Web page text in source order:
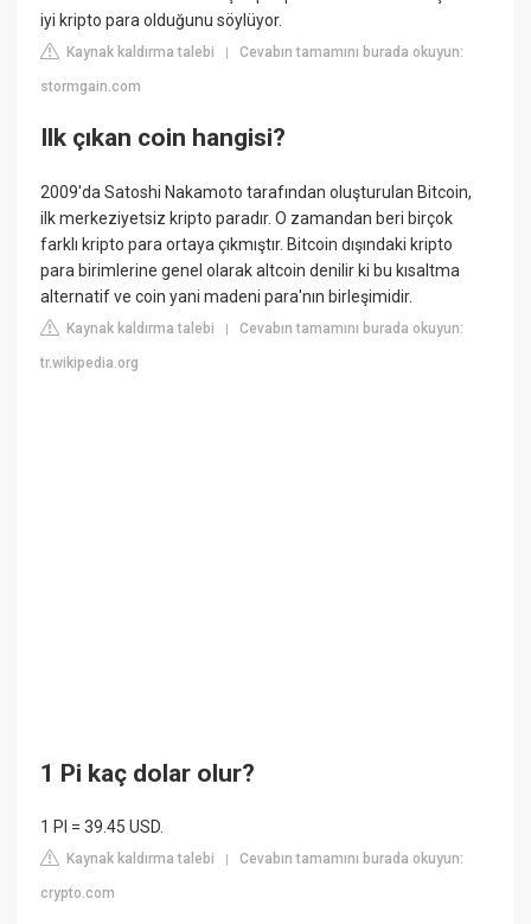
iyi kripto para olduğunu söylüyor.
Kaynak kaldırma talebi |Cevabın tamamını burada okuyun:
stormgain.com
Ilk çıkan coin hangisi?
2009'da Satoshi Nakamoto tarafından oluşturulan Bitcoin,
ilk merkeziyetsiz kripto paradır. O zamandan beri birçok
farklı kripto para ortaya çıkmıştır. Bitcoin dışındaki kripto
para birimlerine genel olarak altcoin denilir ki bu kısaltma
alternatif ve coin yani madeni para'nın birleşimidir.
Kaynak kaldırma talebi |Cevabın tamamını burada okuyun:
tr.wikipedia.org
1 Pi kaç dolar olur?
1 PI = 39.45 USD.
Kaynak kaldırma talebi |Cevabın tamamını burada okuyun:
crypto.com